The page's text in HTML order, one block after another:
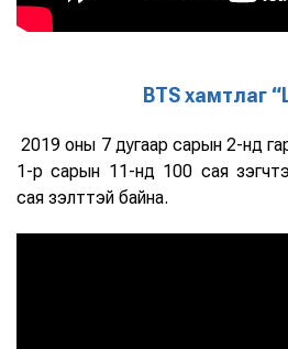
BTS хамтлаг
2019 оны 7 дугаар сарын 2-нд
1-р сарын 11-нд 100 сая
сая үзэлттэй байна.